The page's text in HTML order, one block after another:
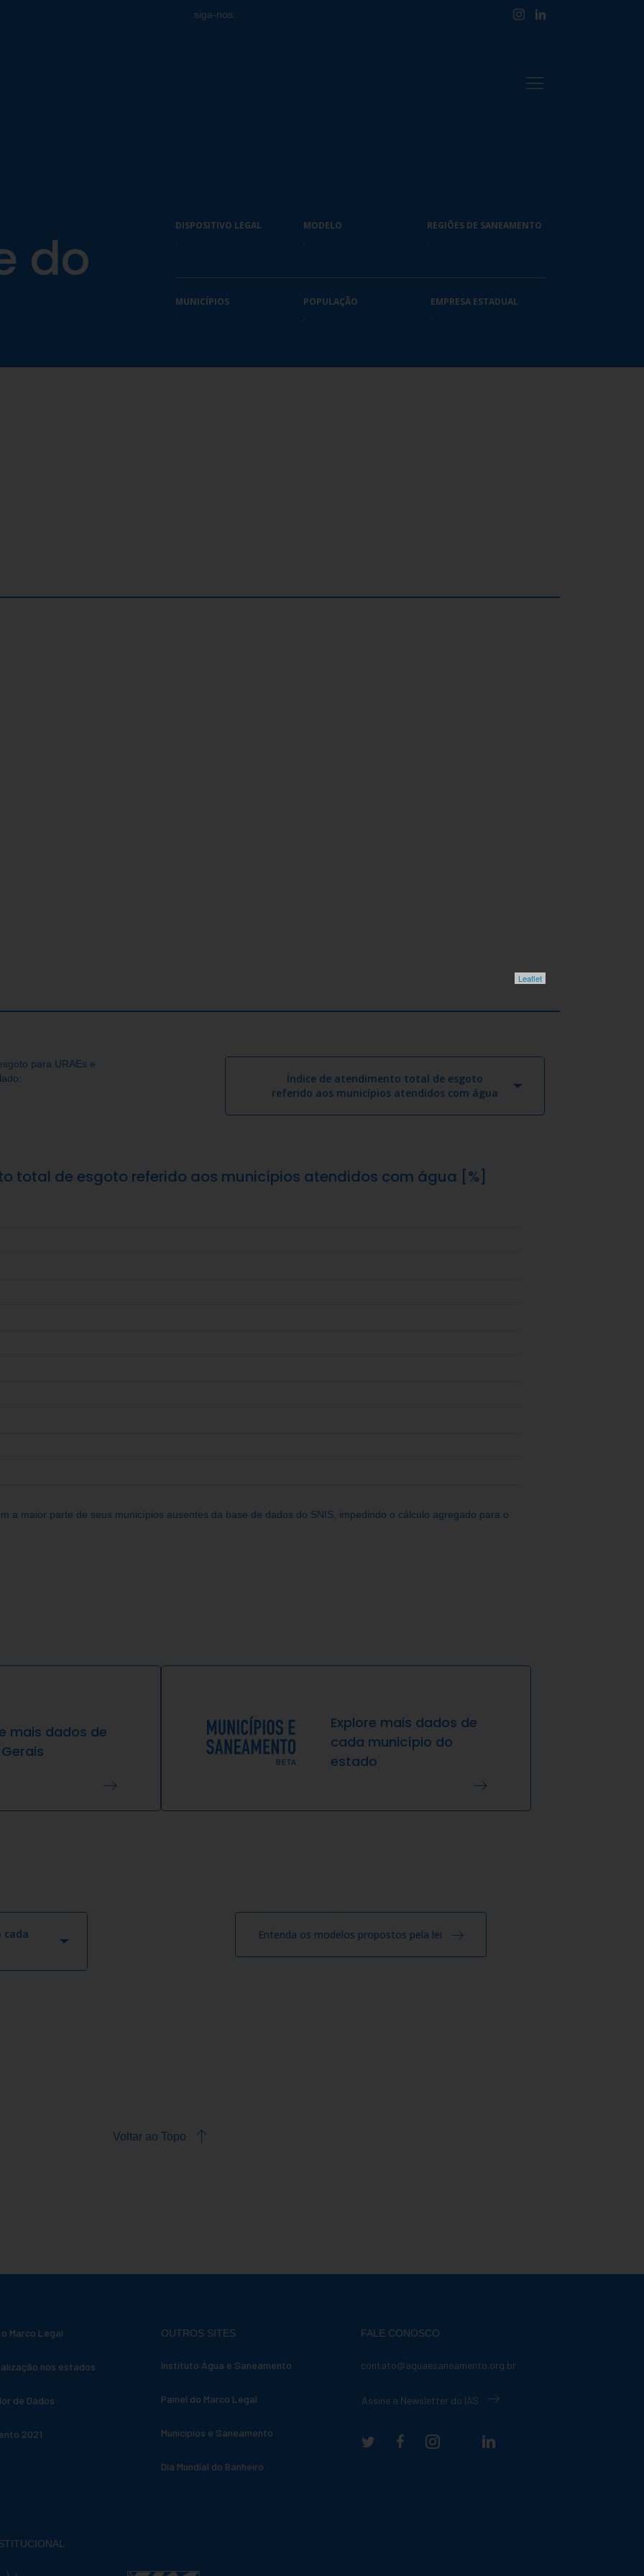
siga-nos:
do
DISPOSITIVO LEGAL
.
MODELO
.
REGIÕES DE SANEAMENTO
.
MUNICÍPIOS
.
POPULAÇÃO
.
EMPRESA ESTADUAL
.
Leaflet
para URAEs e
Índice de atendimento total de esgoto
referido aos municípios atendidos com água
total de esgoto referido aos municípios atendidos com água [%]
a maior parte de seus municípios ausentes da base de dados do SNIS, impedindo o cálculo agregado para o
mais dados de
Explore mais dados de
cada município do
estado
cada Entenda os modelos propostos pela lei
Voltar ao Topo
Marco Legal
nos estados
de Dados
2021
OUTROS SITES
Instituto Água e Saneamento
Painel do Marco Legal
Municípios e Saneamento
Dia Mundial do Banheiro
FALE CONOSCO
contato@aguaesaneamento.org.br
Assine a Newsletter do IAS